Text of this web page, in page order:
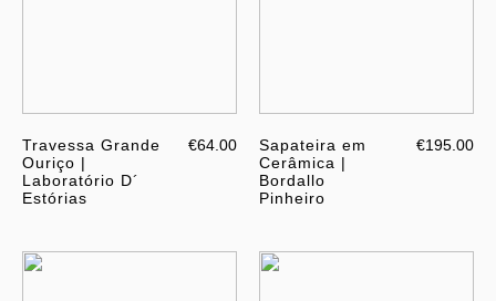
Travessa Grande
Ouriço |
Laboratório D´
Estórias
€64.00
Sapateira em
Cerâmica |
Bordallo
Pinheiro
€195.00